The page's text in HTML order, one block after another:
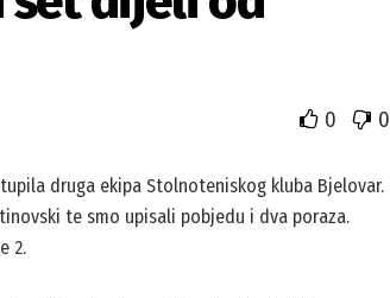
0 0
druga ekipa Stolnoteniskog kluba Bjelovar.
te smo upisali pobjedu i dva poraza.
2.